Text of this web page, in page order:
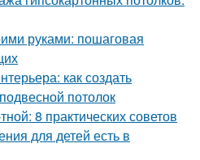
руками: пошаговая
как создать
потолок
8 практических советов
для детей есть в